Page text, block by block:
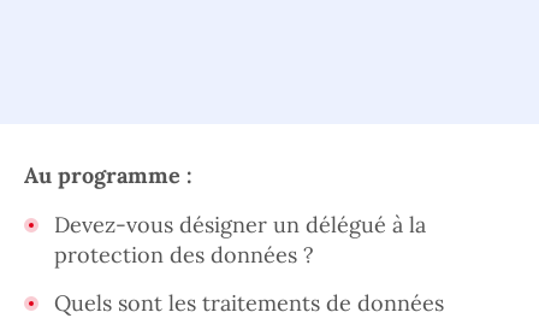
Au programme :
Devez-vous désigner un délégué à la
protection des données ?
Quels sont les traitements de données